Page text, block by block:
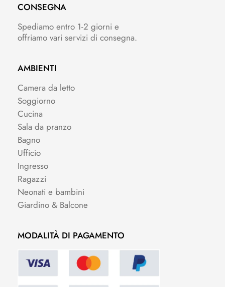
CONSEGNA
Spediamo entro 1-2 giorni e
offriamo vari servizi di consegna.
AMBIENTI
Camera da letto
Soggiorno
Cucina
Sala da pranzo
Bagno
Ufficio
Ingresso
Ragazzi
Neonati e bambini
Giardino & Balcone
MODALITÀ DI PAGAMENTO